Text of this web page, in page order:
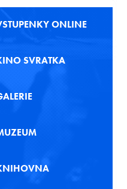
ONLINE
SVRATKA